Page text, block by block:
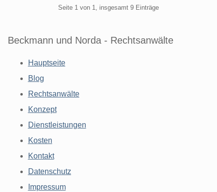
Seite 1 von 1, insgesamt 9 Einträge
Beckmann und Norda - Rechtsanwälte
Hauptseite
Blog
Rechtsanwälte
Konzept
Dienstleistungen
Kosten
Kontakt
Datenschutz
Impressum